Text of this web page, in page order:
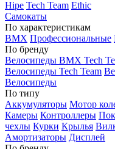
Hipe Tech Team Ethic
Самокаты
По характеристикам
BMX Профессиональные
По бренду
Велосипеды BMX Tech
Велосипеды Tech Team
Велосипеды
По типу
Аккумуляторы Мотор
Камеры Контроллеры
чехлы Курки Крылья
Амортизаторы Дисплей